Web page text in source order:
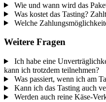
Wie und wann wird das
Was kostet das Tasting?
Welche
Weitere Fragen
Ich habe eine
kann ich trotzdem teilnehmen?
Was passiert, wenn ich am
Kann ich das Tasting auch
Werden auch reine Käse-